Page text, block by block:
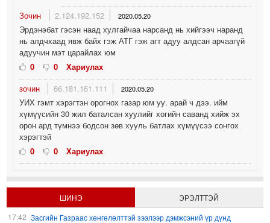
Зочин
2.124.192.152 2020.05.20
Эрдэнэбат гэсэн наад хулгайчаа нарсанд нь хийгээч наранд
нь алдчхаад явж байх гэж АТГ гэж агт адуу алдсан арчаагүй
адуучин мэт царайлах юм
0
0
Хариулах
зочин
66.181.161.111 2020.05.20
УИХ гэмт хэрэгтэн орогнох газар юм уу. арай ч дээ. ийм
хүмүүсийн 30 жил баталсан хуулийг хогийн саванд хийж эх
орон ард түмнээ бодсон зөв хууль батлах хүмүүсээ сонгох
хэрэгтэй
0
0 Хариулах
ШИНЭ
ЭРЭЛТТЭЙ
17:42 Засгийн Газраас хөнгөлөлттэй зээлээр дэмжсэний үр дүнд